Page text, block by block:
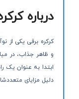
درباره
کرکره برقی یکی از
و ظاهر جذاب، در
ابتدا به عنوان یک
دلیل مزایای